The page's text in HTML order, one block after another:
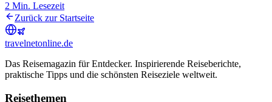
2 Min. Lesezeit
Zurück zur Startseite
travelnetonline.de
Das Reisemagazin für Entdecker. Inspirierende Reiseberichte,
praktische Tipps und die schönsten Reiseziele weltweit.
Reisethemen